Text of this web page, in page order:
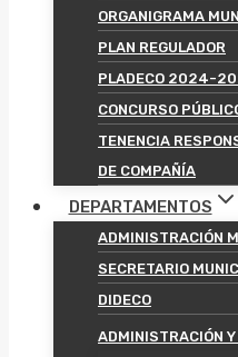
ORGANIGRAMA
PLAN REGULADOR
PLADECO 2024-
CONCURSO
TENENCIA
DE COMPAÑÍA
DEPARTAMENTOS
ADMINISTRACIÓN
SECRETARIO
DIDECO
ADMINISTRACIÓN